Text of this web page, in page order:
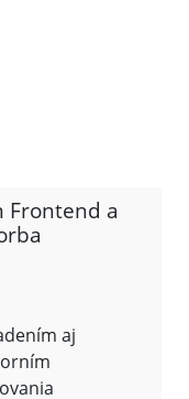
Frontend a
aj